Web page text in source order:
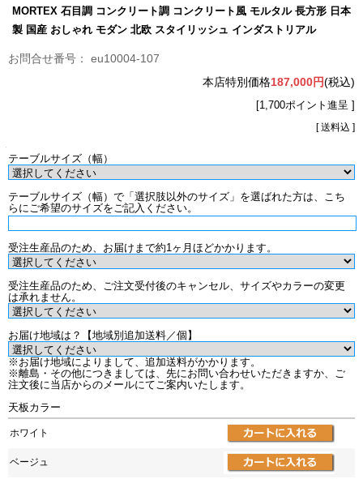
MORTEX 石目調 コンクリート調 コンクリート風 モルタル 長方形 日本
製 国産 おしゃれ モダン 北欧 スタイリッシュ インダストリアル
eu10004-107
本店特別価格187,000円(税込)
[1,700ポイント進呈 ]
[ 送料込 ]
テーブルサイズ（幅）
テーブルサイズ（幅）で「選択肢以外のサイズ」を選ばれた方は、こち
らにご希望のサイズをご記入ください。
受注生産品のため、お届けまで約1ヶ月ほどかかります。
受注生産品のため、ご注文受付後のキャンセル、サイズやカラーの変更
は承れません。
お届け地域は？【地域別追加送料／個】
※お届け地域によりまして、追加送料がかかります。
※離島・その他につきましては、先にお問い合わせいただきますか、ご
注文後に当店からのメールにてご案内いたします。
天板カラー
ホワイト
ベージュ